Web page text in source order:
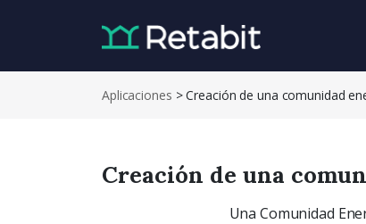
Aplicaciones >Creación de una comunidad
Creación de una
Una Comunidad